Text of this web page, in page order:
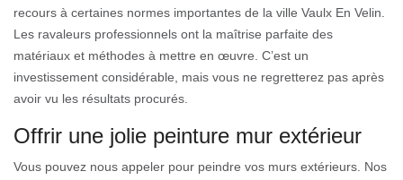
recours à certaines normes importantes de la ville Vaulx En Velin.
Les ravaleurs professionnels ont la maîtrise parfaite des
matériaux et méthodes à mettre en œuvre. C’est un
investissement considérable, mais vous ne regretterez pas après
avoir vu les résultats procurés.
Offrir une jolie peinture mur extérieur
Vous pouvez nous appeler pour peindre vos murs extérieurs. Nos